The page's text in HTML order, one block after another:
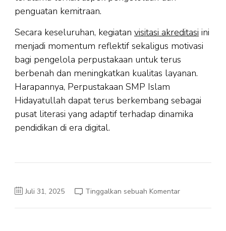
penguatan kemitraan.
Secara keseluruhan, kegiatan visitasi akreditasi ini
menjadi momentum reflektif sekaligus motivasi
bagi pengelola perpustakaan untuk terus
berbenah dan meningkatkan kualitas layanan.
Harapannya, Perpustakaan SMP Islam
Hidayatullah dapat terus berkembang sebagai
pusat literasi yang adaptif terhadap dinamika
pendidikan di era digital.
Juli 31, 2025 Tinggalkan sebuah Komentarpada